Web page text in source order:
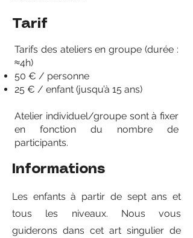
Tarif
Tarifs des ateliers en groupe (durée :
≈4h)
50 € / personne
25 € / enfant (jusqu’à 15 ans)
Atelier individuel/groupe sont à fixer
en fonction du nombre de
participants.
Informations
Les enfants à partir de sept ans et
tous les niveaux. Nous vous
guiderons dans cet art singulier de